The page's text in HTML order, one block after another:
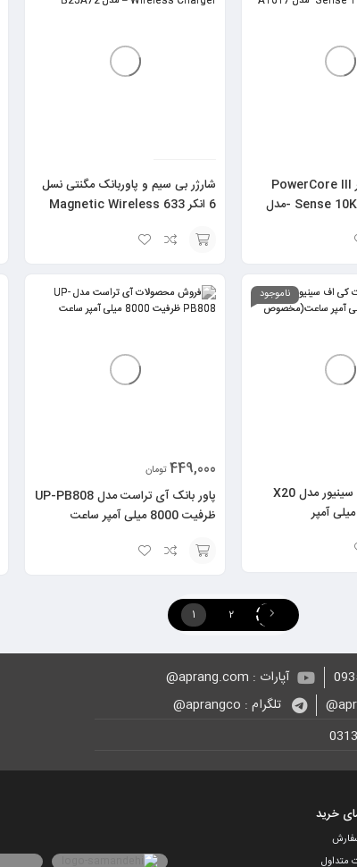
سبد
شارژر همراه انکر PowerCore III
Sense 10K Wireless PD -مدل
شارژر بی سیم و پاوربانک مگنتی نسل
6 انکر 633 Magnetic Wireless
گزینه
ناموجود
پاوربانک کی اف سینیور مدل X20
ظرفیت 10000 میلی آمپر
449,000 تومان
پاور بانک آی تراست مدل UP-PB808
ظرفیت 8000 میلی آمپر ساعت
گزینه
1 2
آپارات : aprang.com@
تلگرام : aprangco@
خرید
متداول